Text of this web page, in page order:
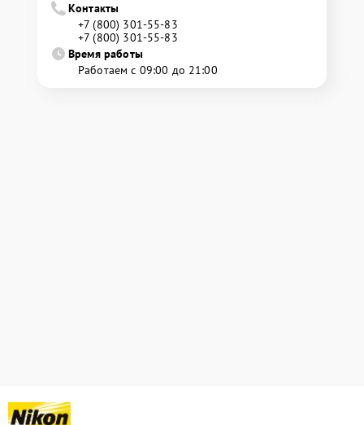
Контакты
+7 (800) 301-55-83
+7 (800) 301-55-83
Время работы
Работаем с 09:00 до 21:00